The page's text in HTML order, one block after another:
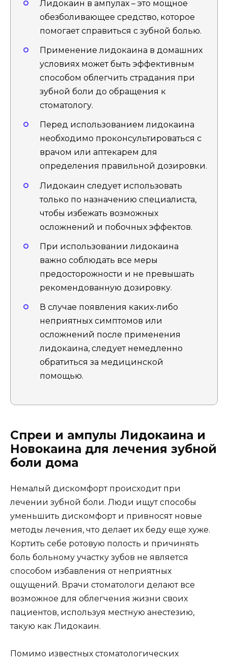
Лидокаин в ампулах – это мощное
обезболивающее средство, которое
помогает справиться с зубной болью.
Применение лидокаина в домашних
условиях может быть эффективным
способом облегчить страдания при
зубной боли до обращения к
стоматологу.
Перед использованием лидокаина
необходимо проконсультироваться с
врачом или аптекарем для
определения правильной дозировки.
Лидокаин следует использовать
только по назначению специалиста,
чтобы избежать возможных
осложнений и побочных эффектов.
При использовании лидокаина
важно соблюдать все меры
предосторожности и не превышать
рекомендованную дозировку.
В случае появления каких-либо
неприятных симптомов или
осложнений после применения
лидокаина, следует немедленно
обратиться за медицинской
помощью.
Спреи и ампулы Лидокаина и
Новокаина для лечения зубной
боли дома
Немалый дискомфорт происходит при
лечении зубной боли. Люди ищут способы
уменьшить дискомфорт и привносят новые
методы лечения, что делает их беду еще хуже.
Кортить себе ротовую полость и причинять
боль больному участку зубов не является
способом избавления от неприятных
ощущений. Врачи стоматологи делают все
возможное для облегчения жизни своих
пациентов, используя местную анестезию,
такую как Лидокаин.
Помимо известных стоматологических